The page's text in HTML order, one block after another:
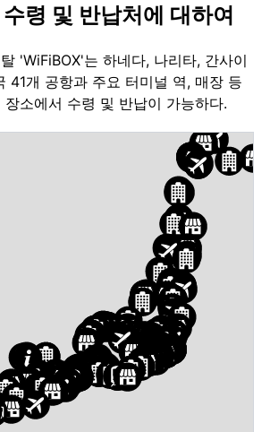
령 및 반납처에 대하여
'WiFiBOX'는 하네다, 나리타, 간사이
41개 공항과 주요 터미널 역, 매장 등
소에서 수령 및 반납이 가능하다.